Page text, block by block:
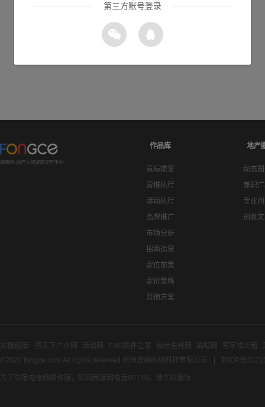
作品库
竞标提案
营推执行
活动执行
品牌推广
市场分析
招商运营
定位前策
定价策略
其他方案
地产
动态
兼职
专业
创意
友情链接: 房天下产业网 活动网 C4D插件之家 设计先锋网 猫啃网 写字楼出租
©2020 fongce.com.All rights reserved 杭州烽格网络科技有限公司
浙ICP备
为了防范电信网络诈骗，如网民接到电话96110，请立即接听
第三方账号登录